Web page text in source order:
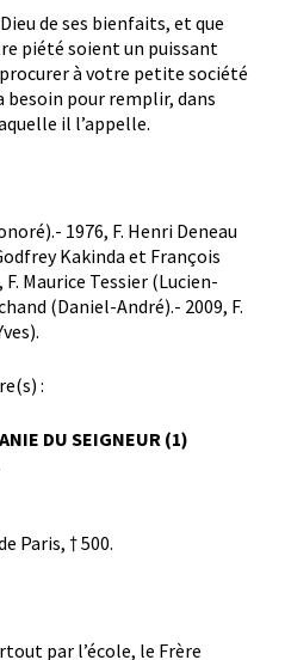
de ses bienfaits, et que
piété soient un puissant
à votre petite société
pour remplir, dans
il l’appelle.
1976, F. Henri Deneau
Kakinda et François
Maurice Tessier (Lucien-
(Daniel-André).- 2009, F.
:
DU SEIGNEUR (1)
Paris, † 500.
par l’école, le Frère